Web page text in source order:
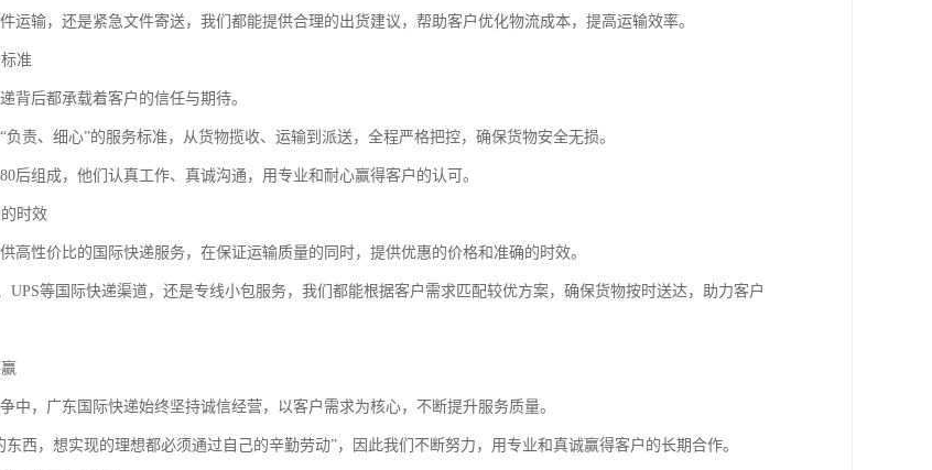
运输，还是紧急文件寄送，我们都能提供合理的出货建议，帮助客户优化物流成本，提高运输效率。
准
背后都承载着客户的信任与期待。
负责、细心”的服务标准，从货物揽收、运输到派送，全程严格把控，确保货物安全无损。
后组成，他们认真工作、真诚沟通，用专业和耐心赢得客户的认可。
时效
高性价比的国际快递服务，在保证运输质量的同时，提供优惠的价格和准确的时效。
UPS等国际快递渠道，还是专线小包服务，我们都能根据客户需求匹配较优方案，确保货物按时送达，助力客户
中，广东国际快递始终坚持诚信经营，以客户需求为核心，不断提升服务质量。
东西，想实现的理想都必须通过自己的辛勤劳动”，因此我们不断努力，用专业和真诚赢得客户的长期合作。